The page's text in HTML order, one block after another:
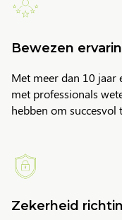
Bewezen
Met meer dan 10
met professionals
hebben om succesvol
Zekerheid